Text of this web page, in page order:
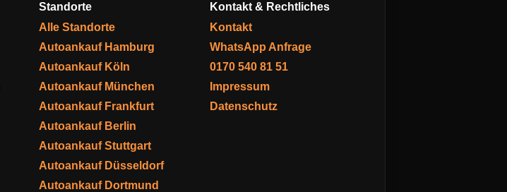
Standorte
Alle Standorte
Autoankauf Hamburg
Autoankauf Köln
Autoankauf München
Autoankauf Frankfurt
Autoankauf Berlin
Autoankauf Stuttgart
Autoankauf Düsseldorf
Autoankauf Dortmund
Kontakt & Rechtliches
Kontakt
WhatsApp Anfrage
0170 540 81 51
Impressum
Datenschutz